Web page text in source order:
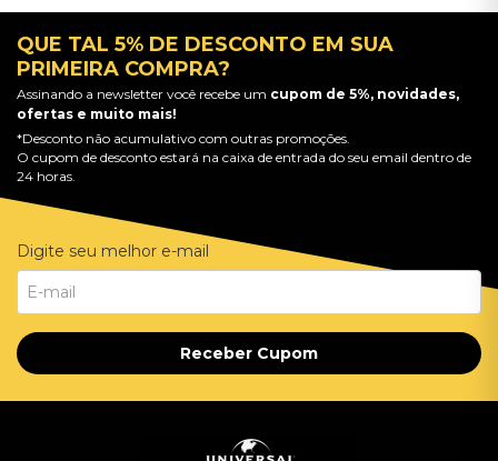
QUE TAL 5% DE DESCONTO EM SUA
PRIMEIRA COMPRA?
Assinando a newsletter você recebe um cupom de 5%, novidades,
ofertas e muito mais!
*Desconto não acumulativo com outras promoções.
O cupom de desconto estará na caixa de entrada do seu email dentro de
24 horas.
Digite seu melhor e-mail
Receber Cupom